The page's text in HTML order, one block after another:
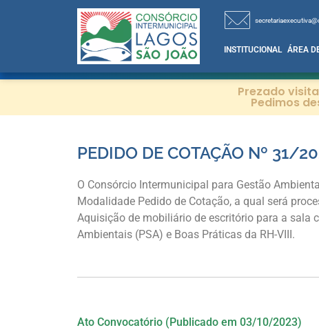
INSTITUCIONAL ÁREA
Prezado
Pedimos
PEDIDO DE COTAÇÃO Nº 31/
O Consórcio Intermunicipal para Gestão
Modalidade Pedido de Cotação, a qual será
Aquisição de mobiliário de escritório para a sala
Ambientais (PSA) e Boas Práticas da RH-VIII.
Ato Convocatório (Publicado em 03/10/2023)